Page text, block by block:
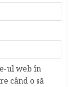
ul web în
când o să